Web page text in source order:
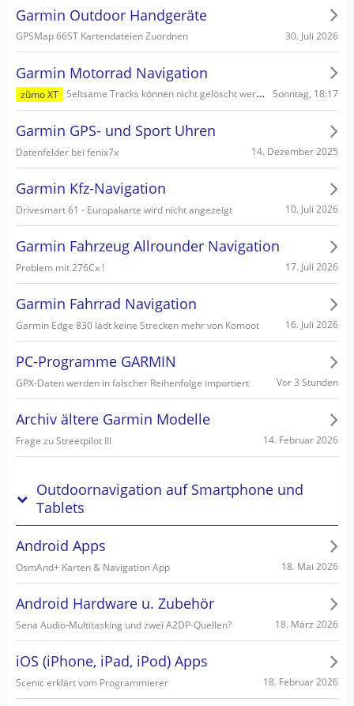
Garmin Outdoor Handgeräte
GPSMap 66ST Kartendateien Zuordnen 30. Juli 2026
Garmin Motorrad Navigation
zûmo XT Seltsame Tracks können nicht gelöscht werden Sonntag, 18:17
Garmin GPS- und Sport Uhren
Datenfelder bei fenix7x 14. Dezember 2025
Garmin Kfz-Navigation
Drivesmart 61 - Europakarte wird nicht angezeigt 10. Juli 2026
Garmin Fahrzeug Allrounder Navigation
Problem mit 276Cx ! 17. Juli 2026
Garmin Fahrrad Navigation
Garmin Edge 830 lädt keine Strecken mehr von Komoot 16. Juli 2026
PC-Programme GARMIN
GPX-Daten werden in falscher Reihenfolge importiert Vor 3 Stunden
Archiv ältere Garmin Modelle
Frage zu Streetpilot III 14. Februar 2026
Outdoornavigation auf Smartphone und
Tablets
Android Apps
OsmAnd+ Karten & Navigation App 18. Mai 2026
Android Hardware u. Zubehör
Sena Audio-Multitasking und zwei A2DP-Quellen? 18. März 2026
iOS (iPhone, iPad, iPod) Apps
Scenic erklärt vom Programmierer 18. Februar 2026